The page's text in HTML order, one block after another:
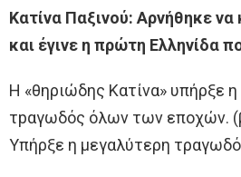
Κατίνα Παξινού: Αρνήθηκε να
και έγινε η πρώτη Ελληνίδα
Η «θηριώδης Κατίνα» υπήρξε
τpαγωδός όλων των εποχών.
Υπήρξε η μεγαλύτερη